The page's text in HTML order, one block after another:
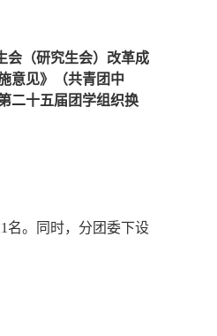
会（研究生会）改革成
意见》（共青团中
二十五届团学组织换
名。同时，分团委下设